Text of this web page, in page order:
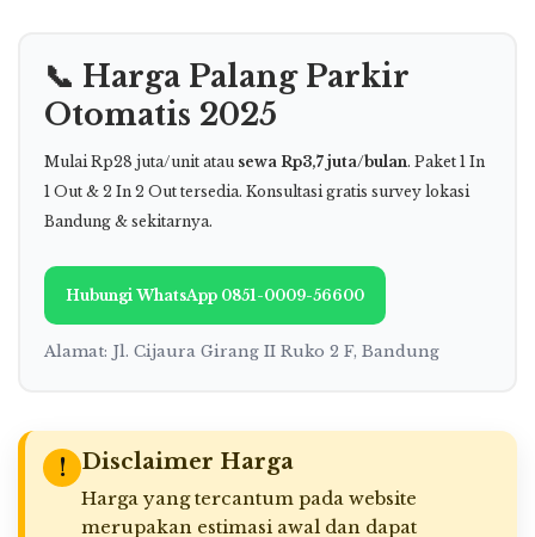
📞 Harga Palang Parkir
Otomatis 2025
Mulai Rp28 juta/unit atau sewa Rp3,7 juta/bulan. Paket 1 In
1 Out & 2 In 2 Out tersedia. Konsultasi gratis survey lokasi
Bandung & sekitarnya.
Hubungi WhatsApp 0851-0009-56600
Alamat: Jl. Cijaura Girang II Ruko 2 F, Bandung
! Disclaimer Harga
Harga yang tercantum pada website
merupakan estimasi awal dan dapat